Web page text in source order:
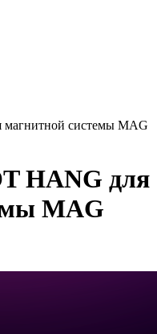
системы MAG
HANG для
MAG